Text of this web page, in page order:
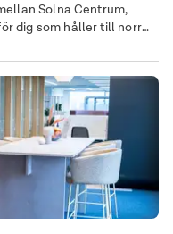
Solna Centrum,
dig som håller till norr
och kreativa idéer.